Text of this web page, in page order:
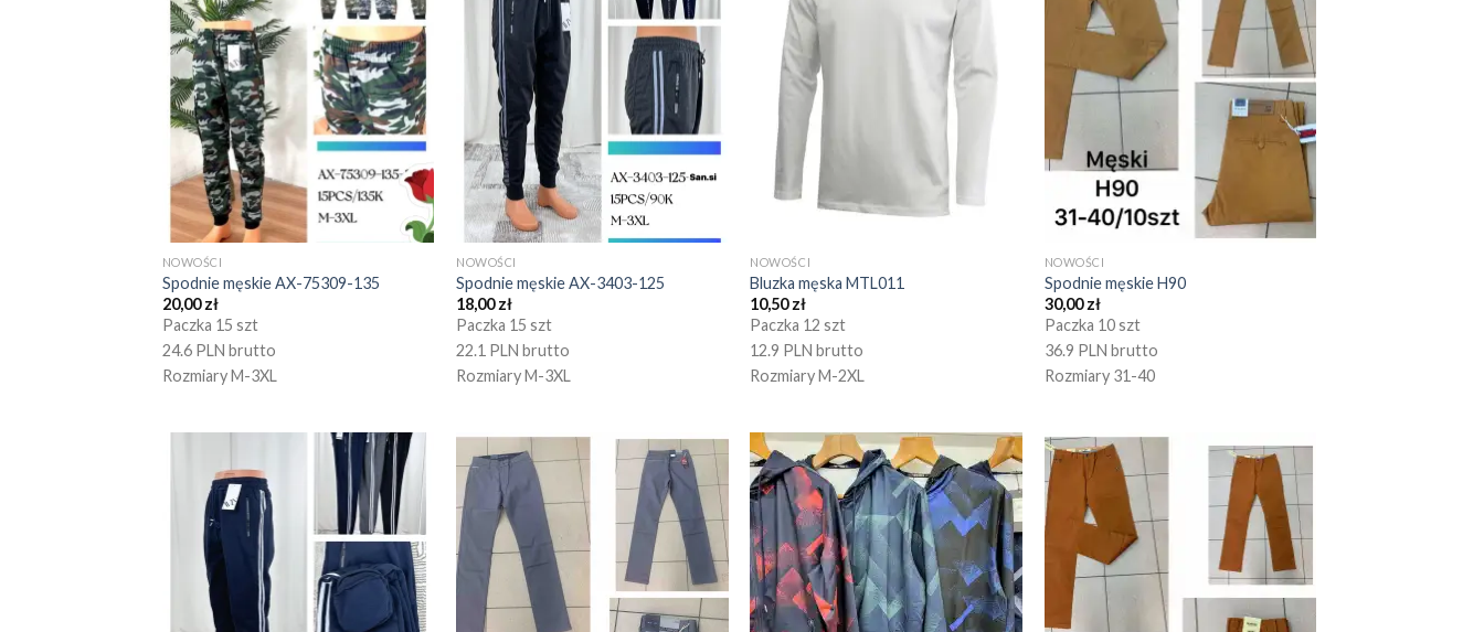
NOWOŚCI
Spodnie męskie AX-75309-135
20,00zł
Paczka 15 szt
24.6 PLN brutto
Rozmiary M-3XL
NOWOŚCI
Spodnie męskie AX-3403-125
18,00zł
Paczka 15 szt
22.1 PLN brutto
Rozmiary M-3XL
NOWOŚCI
Bluzka męska MTL011
10,50zł
Paczka 12 szt
12.9 PLN brutto
Rozmiary M-2XL
NOWOŚCI
Spodnie męskie H90
30,00zł
Paczka 10 szt
36.9 PLN brutto
Rozmiary 31-40